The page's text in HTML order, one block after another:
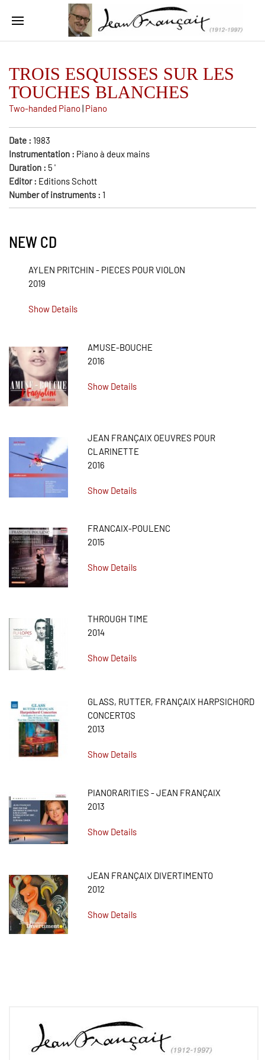
TROIS ESQUISSES SUR LES
TOUCHES BLANCHES
Two-handed Piano| Piano
Date : 1983
Instrumentation : Piano à deux mains
Duration : 5 '
Editor : Editions Schott
Number of instruments : 1
NEW CD
AYLEN PRITCHIN - PIECES POUR VIOLON
2019
Show Details
AMUSE-BOUCHE
2016
Show Details
JEAN FRANÇAIX OEUVRES POUR
CLARINETTE
2016
Show Details
FRANCAIX-POULENC
2015
Show Details
THROUGH TIME
2014
Show Details
GLASS, RUTTER, FRANÇAIX HARPSICHORD
CONCERTOS
2013
Show Details
PIANORARITIES - JEAN FRANÇAIX
2013
Show Details
JEAN FRANÇAIX DIVERTIMENTO
2012
Show Details